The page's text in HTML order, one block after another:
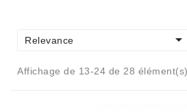
Relevance 
Affichage de 13-24 de 28 élément(s)